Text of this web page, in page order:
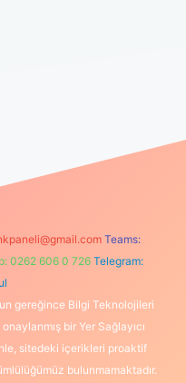
Teams:
0262 606 0 726 Telegram:
gereğince Bilgi Teknolojileri
bir Yer Sağlayıcı
sitedeki içerikleri proaktif
bulunmamaktadır.